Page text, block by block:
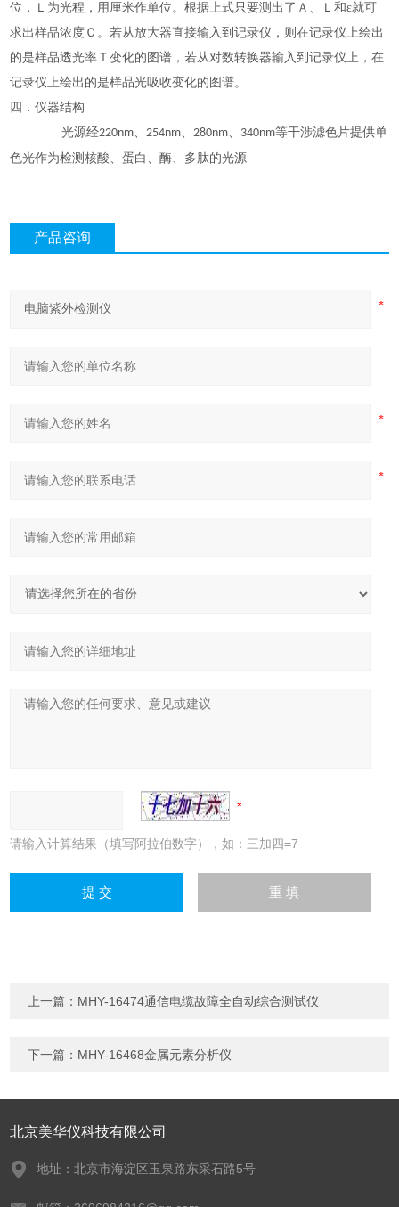
位，Ｌ为光程，用厘米作单位。根据上式只要测出了Ａ、Ｌ和ε就可
求出样品浓度Ｃ。若从放大器直接输入到记录仪，则在记录仪上绘出
的是样品透光率Ｔ变化的图谱，若从对数转换器输入到记录仪上，在
记录仪上绘出的是样品光吸收变化的图谱。
四．仪器结构
光源经220nm、254nm、280nm、 340nm等干涉滤色片提供单
色光作为检测核酸、蛋白、酶、多肽的光源
产品咨询
请输入计算结果（填写阿拉伯数字），如：三加四=7
上一篇： MHY-16474通信电缆故障全自动综合测试仪
下一篇： MHY-16468金属元素分析仪
北京美华仪科技有限公司
地址：北京市海淀区玉泉路东采石路5号